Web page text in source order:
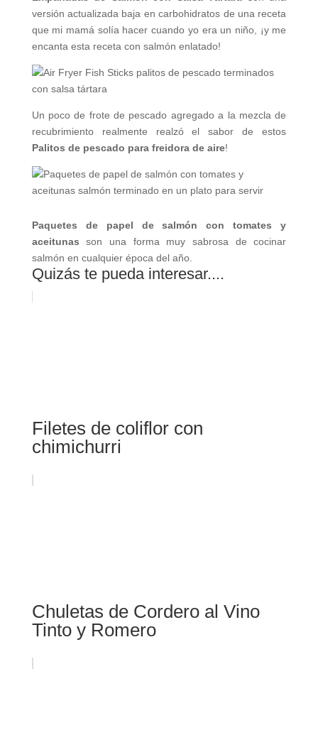
versión actualizada baja en carbohidratos de una receta
que mi mamá solía hacer cuando yo era un niño, ¡y me
encanta esta receta con salmón enlatado!
Un poco de frote de pescado agregado a la mezcla de
recubrimiento realmente realzó el sabor de estos
Palitos de pescado para freidora de aire!
Paquetes de papel de salmón con tomates y
aceitunasson una forma muy sabrosa de cocinar
salmón en cualquier época del año.
Quizás te pueda interesar....
Filetes de coliflor con
chimichurri
Chuletas de Cordero al Vino
Tinto y Romero